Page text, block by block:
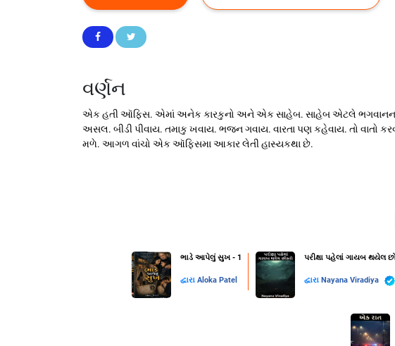
વર્ણન
એક હતી ઑફિસ. એમાં અનેક કારકુનો અને એક સાહેબ. સાહેબ એટલે ભગવાનના
અસલ. બીડી પીવાય. તમાકુ ખવાય. ભજન ગવાય. વારતા પણ કહેવાય. તો વાતો
મળે. આગળ વાંચો એક ઑફિસમા આકાર લેતી હાસ્યકથા છે.
ભાડે આપેલું સુખ - 1
દ્વારા Aloka Patel
પરીક્ષા પહેલાં ગાયબ થયેલ
દ્વારા Nayana Viradiya